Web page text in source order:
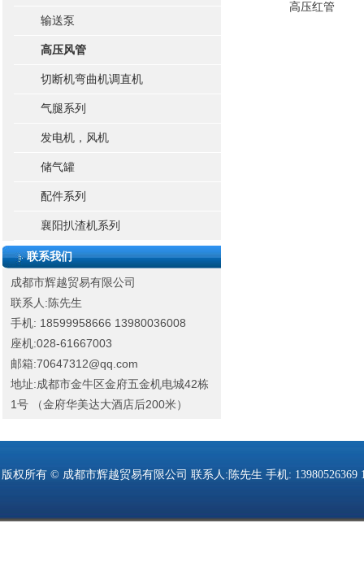
输送泵
高压风管
切断机弯曲机调直机
气腿系列
发电机，风机
储气罐
配件系列
襄阳扒渣机系列
联系我们
成都市辉越贸易有限公司
联系人:陈先生
手机: 18599958666 13980036008
座机:028-61667003
邮箱:70647312@qq.com
地址:成都市金牛区金府五金机电城42栋
1号 （金府华美达大酒店后200米）
高压红管
版权所有 © 成都市辉越贸易有限公司 联系人:陈先生 手机: 13980526369